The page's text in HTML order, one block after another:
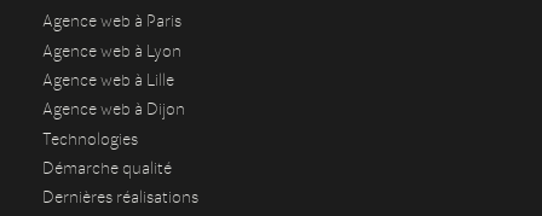
Agence web à Paris
Agence web à Lyon
Agence web à Lille
Agence web à Dijon
Technologies
Démarche qualité
Dernières réalisations